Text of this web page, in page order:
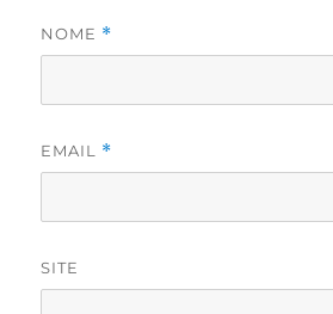
NOME *
EMAIL *
SITE